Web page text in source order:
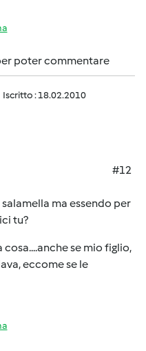
poter commentare
Iscritto : 18.02.2010
#12
ma essendo per
tu?
se mio figlio,
eccome se le